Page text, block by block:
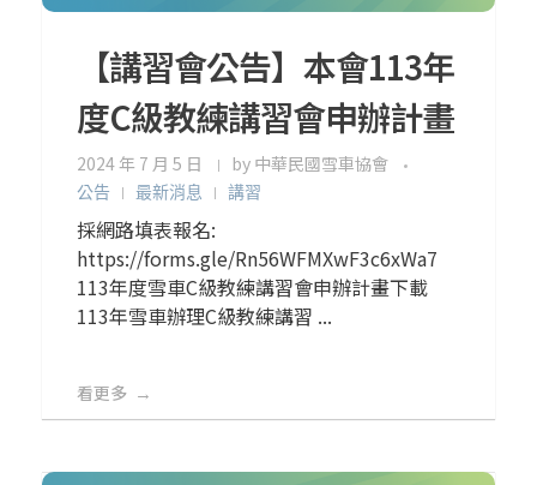
【講習會公告】本會113年
度C級教練講習會申辦計畫
2024 年 7 月 5 日 by 中華民國雪車協會
公告 最新消息 講習
採網路填表報名:
https://forms.gle/Rn56WFMXwF3c6xWa7
113年度雪車C級教練講習會申辦計畫下載
113年雪車辦理C級教練講習 ...
看更多